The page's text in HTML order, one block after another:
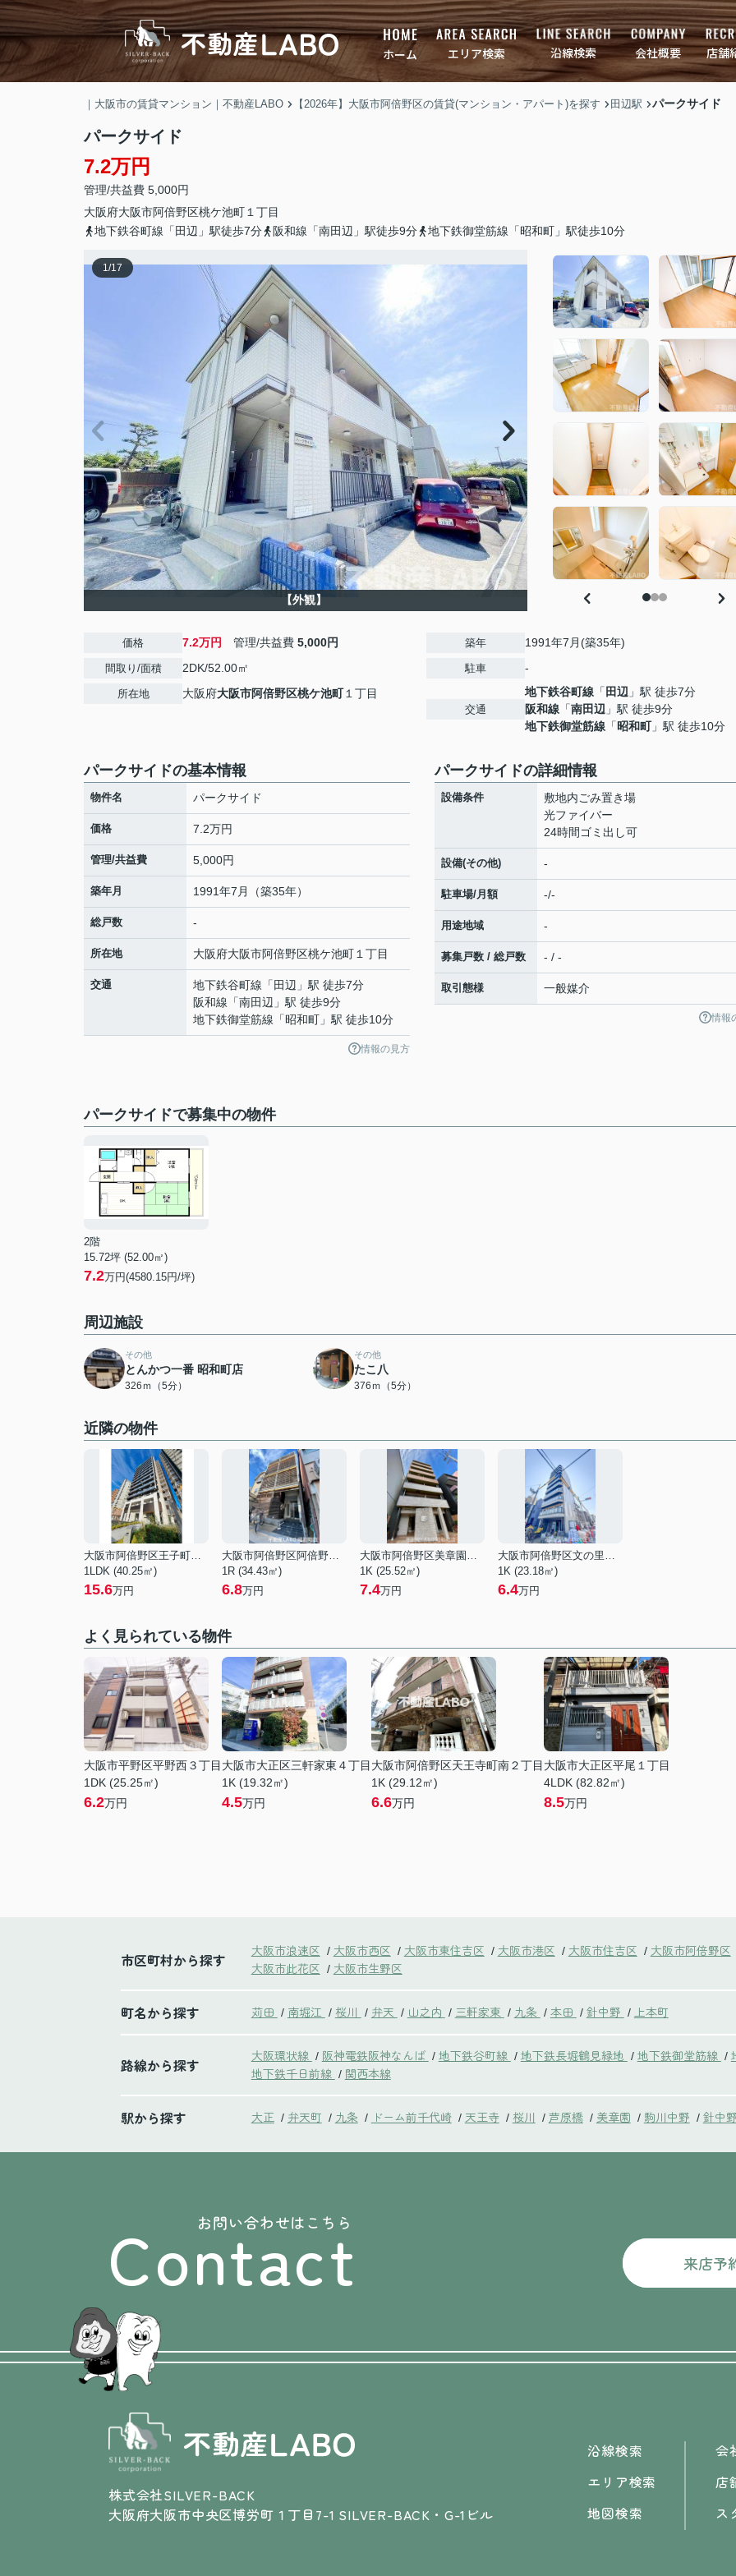
ホーム エリア検索 沿線検索 会社概要 店舗
｜大阪市の賃貸マンション｜不動産LABO 【2026年】大阪市阿倍野区の賃貸(マンション・アパート)を探す 田辺駅 パークサイド
パークサイド
7.2万円
管理/共益費 5,000円
大阪府大阪市阿倍野区桃ケ池町 １丁目
地下鉄谷町線「田辺」駅徒歩7分
阪和線「南田辺」駅徒歩9分 地下鉄御堂筋線「昭和町」駅徒歩10分
1/17
【外観】
価格 7.2万円 管理/共益費 5,000円
間取り/面積 2DK/52.00㎡
所在地 大阪府大阪市阿倍野区桃ケ池町１丁目
築年 1991年7月(築35年)
駐車 -
交通
地下鉄谷町線 「 田辺 」駅 徒歩7分
阪和線 「南田辺 」駅 徒歩9分
地下鉄御堂筋線 「昭和町」駅 徒歩10分
パークサイドの基本情報
物件名 パークサイド
価格 7.2万円
管理/共益費 5,000円
築年月 1991年7月（築35年）
総戸数 -
所在地 大阪府大阪市阿倍野区桃ケ池町 １丁目
交通 地下鉄谷町線 「 田辺 」駅 徒歩7分
阪和線 「南田辺 」駅 徒歩9分
地下鉄御堂筋線 「昭和町 」駅 徒歩10分
情報の見方
パークサイドの詳細情報
設備条件
敷地内ごみ置き場
光ファイバー
24時間ゴミ出し可
設備(その他) -
駐車場/月額 -/-
用途地域 -
募集戸数 / 総戸数 - / -
取引態様 一般媒介
情報
パークサイドで募集中の物件
2階
15.72坪 (52.00㎡)
7.2万円(4580.15円/坪)
周辺施設
その他
とんかつ一番 昭和町店
326ｍ（5分）
その他
たこ八
376ｍ（5分）
近隣の物件
大阪市阿倍野区王子町１丁目
1LDK (40.25㎡)
15.6万円
大阪市阿倍野区阿倍野筋４丁目
1R (34.43㎡)
6.8万円
大阪市阿倍野区美章園２丁目
1K (25.52㎡)
7.4万円
大阪市阿倍野区文の里４丁目
1K (23.18㎡)
6.4万円
よく見られている物件
大阪市平野区平野西３丁目
1DK (25.25㎡)
6.2万円
大阪市大正区三軒家東４丁目
1K (19.32㎡)
4.5万円
大阪市阿倍野区天王寺町南２丁目
1K (29.12㎡)
6.6万円
大阪市大正区平尾１丁目
4LDK (82.82㎡)
8.5万円
市区町村から探す 大阪市浪速区 / 大阪市西区 / 大阪市東住吉区 / 大阪市港区 / 大阪市住吉区 / 大阪市阿倍野区
大阪市此花区 / 大阪市生野区
町名から探す 苅田 / 南堀江 / 桜川 / 弁天 / 山之内 / 三軒家東 / 九条 / 本田 / 針中野 / 上本町
路線から探す 大阪環状線 / 阪神電鉄阪神なんば / 地下鉄谷町線 / 地下鉄長堀鶴見緑地 / 地下鉄御堂筋線 /
地下鉄千日前線 / 関西本線
駅から探す 大正 / 弁天町 / 九条 / ドーム前千代崎 / 天王寺 / 桜川 / 芦原橋 / 美章園 / 駒川中野 / 針中
お問い合わせはこちら
Contact 来店予
株式会社SILVER-BACK
大阪府大阪市中央区博労町１丁目7-1 SILVER-BACK・G-1ビル
沿線検索
エリア検索
地図検索
会
店
ス